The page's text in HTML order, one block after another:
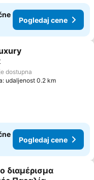
Pogledaj cene
favorite
dostupna
udaljenost 0.2 km
Pogledaj cene
u favorite
διαμέρισμα